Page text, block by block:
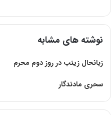
نوشته های مشابه
زبانحال زینب در روز دوم محرم
سحری مادندگار